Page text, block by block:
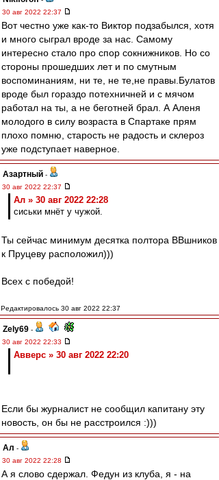
30 авг 2022 22:37
Вот честно уже как-то Виктор подзабылся, хотя
и много сыграл вроде за нас. Самому
интересно стало про спор сокнижников. Но со
стороны прошедших лет и по смутным
воспоминаниям, ни те, не те,не правы.Булатов
вроде был гораздо потехничней и с мячом
работал на ты, а не беготней брал. А Аленя
молодого в силу возраста в Спартаке прям
плохо помню, старость не радость и склероз
уже подступает наверное.
Азартный -
30 авг 2022 22:37
Ал » 30 авг 2022 22:28
сиськи мнёт у чужой.
Ты сейчас минимум десятка полтора ВВшников
к Пруцеву расположил)))
Всех с победой!
Редактировалось 30 авг 2022 22:37
Zely69 -
30 авг 2022 22:33
Авверс » 30 авг 2022 22:20
Если бы журналист не сообщил капитану эту
новость, он бы не расстроился :)))
Ал -
30 авг 2022 22:28
А я слово сдержал. Федун из клуба, я - на